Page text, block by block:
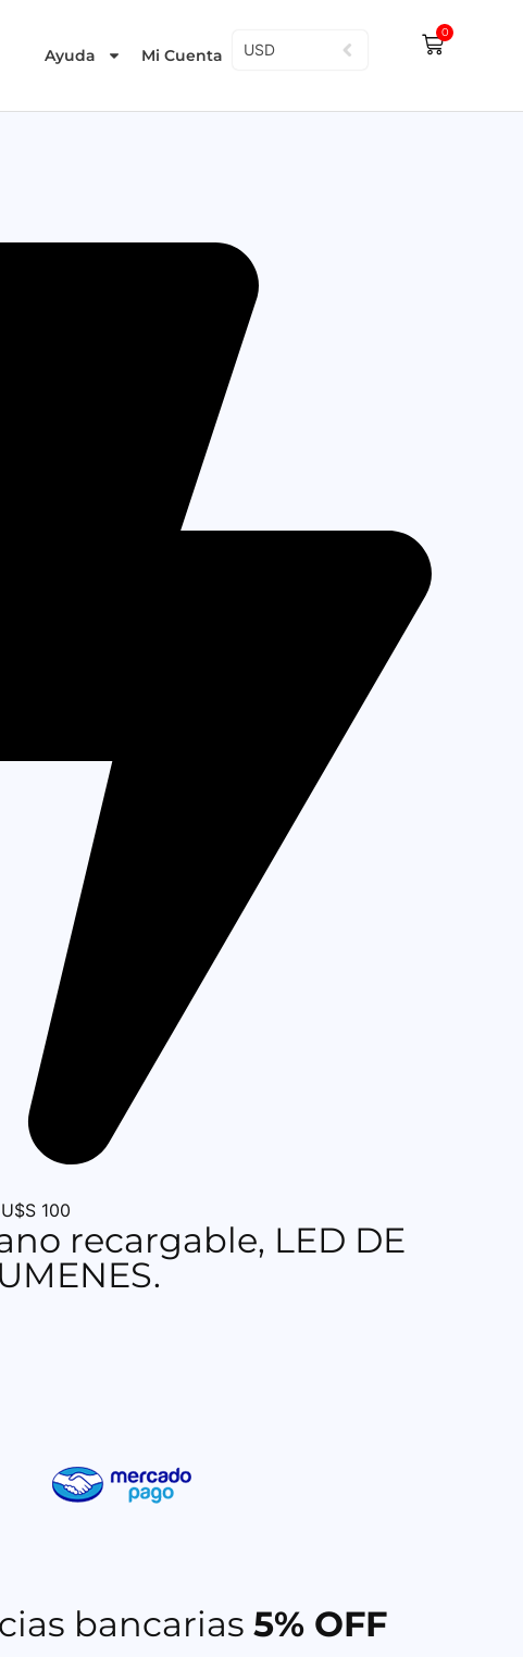
Ayuda Mi Cuenta USD
0
100
recargable, LED DE
bancarias 5% OFF